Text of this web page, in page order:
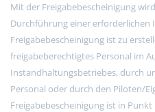
Mit der Freigabebescheinigung
Durchführung einer
Freigabebescheinigung ist zu
freigabeberechtigtes Personal im
Instandhaltungsbetriebes, durch
Personal oder durch den Piloten/
Freigabebescheinigung ist in